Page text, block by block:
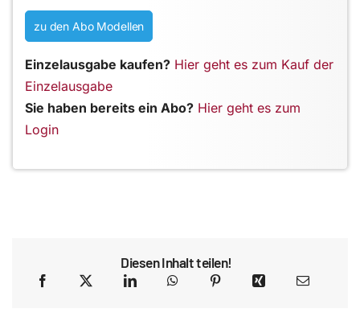
zu den Abo Modellen
Einzelausgabe kaufen? Hier geht es zum Kauf der
Einzelausgabe
Sie haben bereits ein Abo? Hier geht es zum
Login
Diesen Inhalt teilen!